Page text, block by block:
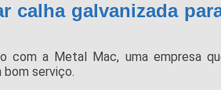
calha galvanizada
com a Metal Mac, uma empresa
serviço.